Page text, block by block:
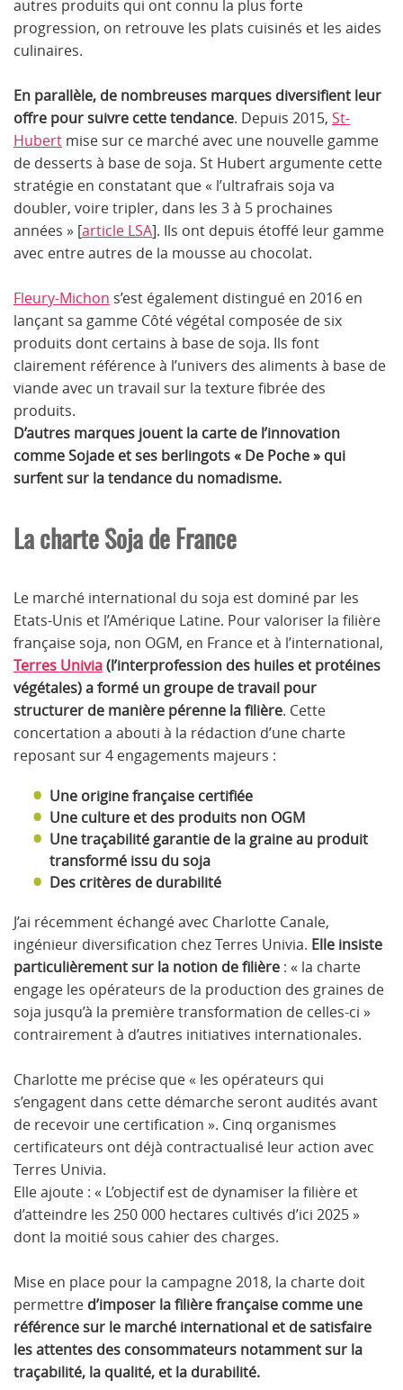
autres produits qui ont connu la plus forte
progression, on retrouve les plats cuisinés et les aides
culinaires.
En parallèle, de nombreuses marques diversifient leur
offre pour suivre cette tendance. Depuis 2015, St-
Hubert mise sur ce marché avec une nouvelle gamme
de desserts à base de soja. St Hubert argumente cette
stratégie en constatant que « l’ultrafrais soja va
doubler, voire tripler, dans les 3 à 5 prochaines
années » [article LSA]. Ils ont depuis étoffé leur gamme
avec entre autres de la mousse au chocolat.
Fleury-Michon s’est également distingué en 2016 en
lançant sa gamme Côté végétal composée de six
produits dont certains à base de soja. Ils font
clairement référence à l’univers des aliments à base de
viande avec un travail sur la texture fibrée des
produits.
D’autres marques jouent la carte de l’innovation
comme Sojade et ses berlingots « De Poche » qui
surfent sur la tendance du nomadisme.
La charte Soja de France
Le marché international du soja est dominé par les
Etats-Unis et l’Amérique Latine. Pour valoriser la filière
française soja, non OGM, en France et à l’international,
Terres Univia(l’interprofession des huiles et protéines
végétales) a formé un groupe de travail pour
structurer de manière pérenne la filière. Cette
concertation a abouti à la rédaction d’une charte
reposant sur 4 engagements majeurs :
Une origine française certifiée
Une culture et des produits non OGM
Une traçabilité garantie de la graine au produit
transformé issu du soja
Des critères de durabilité
J’ai récemment échangé avec Charlotte Canale,
ingénieur diversification chez Terres Univia. Elle insiste
particulièrement sur la notion de filière : « la charte
engage les opérateurs de la production des graines de
soja jusqu’à la première transformation de celles-ci »
contrairement à d’autres initiatives internationales.
Charlotte me précise que « les opérateurs qui
s’engagent dans cette démarche seront audités avant
de recevoir une certification ». Cinq organismes
certificateurs ont déjà contractualisé leur action avec
Terres Univia.
Elle ajoute : « L’objectif est de dynamiser la filière et
d’atteindre les 250 000 hectares cultivés d’ici 2025 »
dont la moitié sous cahier des charges.
Mise en place pour la campagne 2018, la charte doit
permettre d’imposer la filière française comme une
référence sur le marché international et de satisfaire
les attentes des consommateurs notamment sur la
traçabilité, la qualité, et la durabilité.